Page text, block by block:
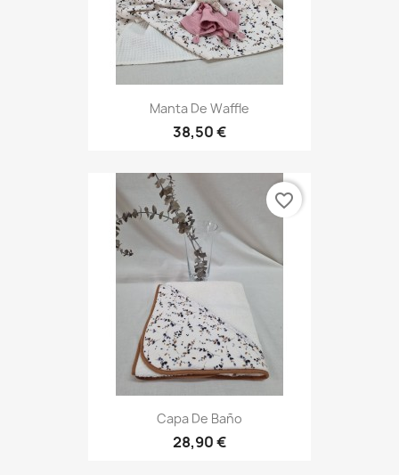
Manta De Waffle
38,50 €
Capa De Baño
28,90 €
favorite_border